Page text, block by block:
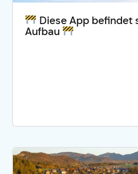
Diese App befindet
Aufbau